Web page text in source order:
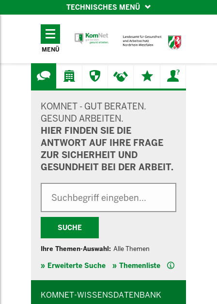
TECHNISCHES MENÜ
TECHNISCHES
MENÜ
KOMNET - GUT BERATEN.
GESUND ARBEITEN.
HIER FINDEN SIE DIE
ANTWORT AUF IHRE FRAGE
ZUR SICHERHEIT UND
GESUNDHEIT BEI DER ARBEIT.
SUCHE
Ihre Themen-Auswahl: Alle Themen
Erweiterte Suche Themenliste Hilfe
KOMNET-WISSENSDATENBANK